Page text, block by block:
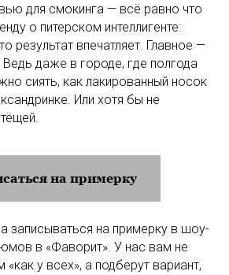
для смокинга — всё равно что
о питерском интеллигенте:
результат впечатляет. Главное —
Ведь даже в городе, где полгода
сиять, как лакированный носок
Или хотя бы не
на примерку
записываться на примерку в шоу-
в «Фаворит». У нас вам не
у всех», а подберут вариант,